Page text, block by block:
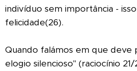
indivíduo sem importância -
felicidade(26).
Quando falámos em que deve
elogio silencioso" (raciocínio